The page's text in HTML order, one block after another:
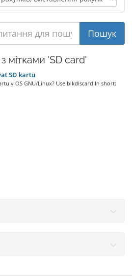
мітками 'SD card'
SD kartu
v OS GNU/Linux? Use blkdiscard In short: